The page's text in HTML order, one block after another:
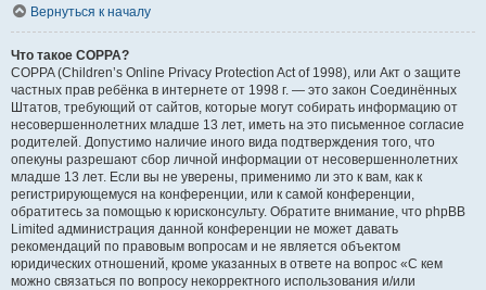
Вернуться к началу
Что такое COPPA?
COPPA (Children’s Online Privacy Protection Act of 1998), или Акт о защите
частных прав ребёнка в интернете от 1998 г. — это закон Соединённых
Штатов, требующий от сайтов, которые могут собирать информацию от
несовершеннолетних младше 13 лет, иметь на это письменное согласие
родителей. Допустимо наличие иного вида подтверждения того, что
опекуны разрешают сбор личной информации от несовершеннолетних
младше 13 лет. Если вы не уверены, применимо ли это к вам, как к
регистрирующемуся на конференции, или к самой конференции,
обратитесь за помощью к юрисконсульту. Обратите внимание, что phpBB
Limited администрация данной конференции не может давать
рекомендаций по правовым вопросам и не является объектом
юридических отношений, кроме указанных в ответе на вопрос «С кем
можно связаться по вопросу некорректного использования и/или